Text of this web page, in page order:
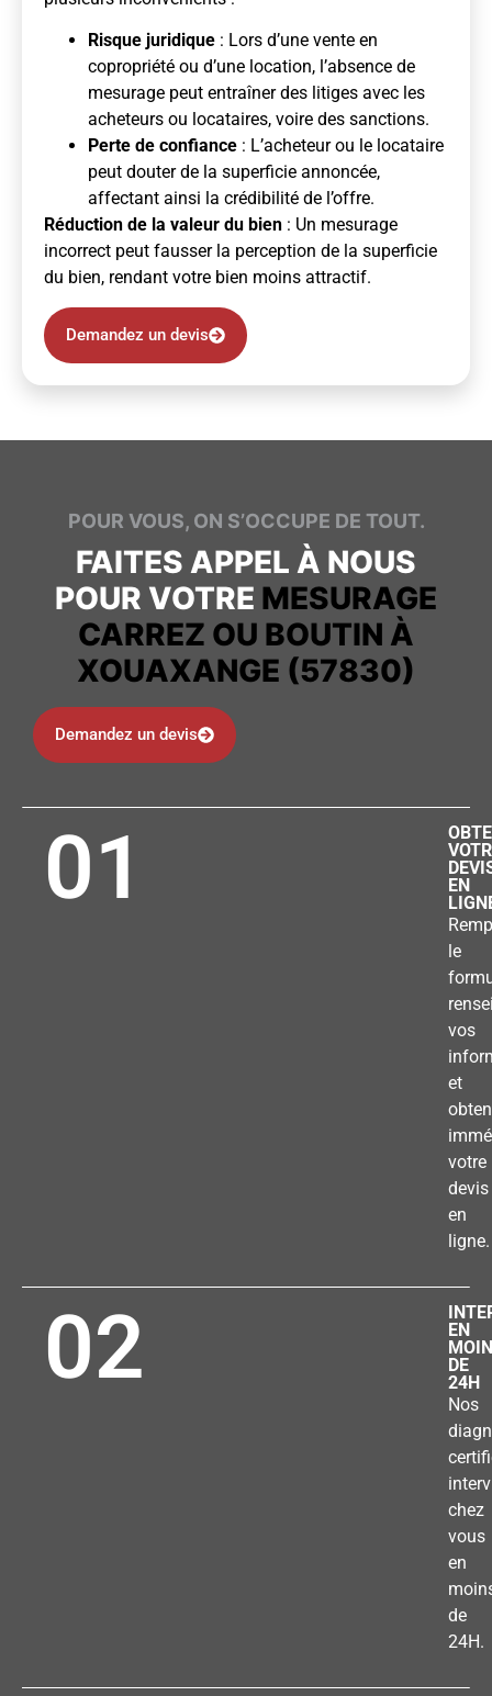
Risque juridique : Lors d’une vente en
copropriété ou d’une location, l’absence de
mesurage peut entraîner des litiges avec les
acheteurs ou locataires, voire des sanctions.
Perte de confiance : L’acheteur ou le locataire
peut douter de la superficie annoncée,
affectant ainsi la crédibilité de l’offre.
Réduction de la valeur du bien : Un mesurage
incorrect peut fausser la perception de la superficie
du bien, rendant votre bien moins attractif.
Demandez un devis
POUR VOUS, ON S’OCCUPE DE TOUT.
FAITES APPEL À NOUS
POUR VOTRE MESURAGE
CARREZ OU BOUTIN À
XOUAXANGE (57830)
Demandez un devis
01
EN
le
vos
et
votre
devis
en
ligne.
02
EN
DE
24H
Nos
chez
vous
en
de
24H.